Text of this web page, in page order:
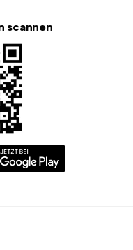
scannen